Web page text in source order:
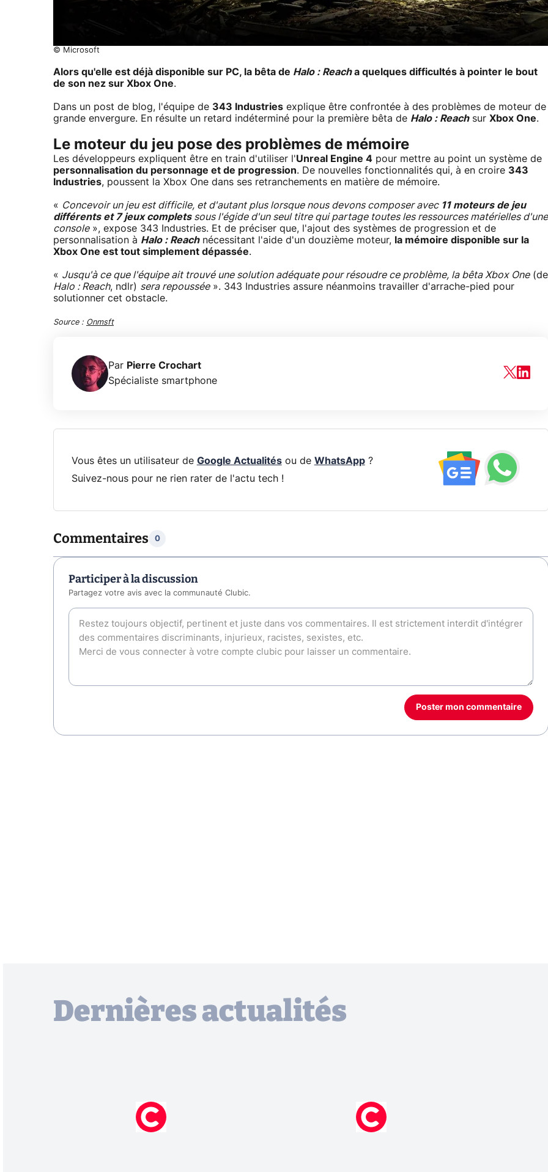
© Microsoft
Alors qu'elle est déjà disponible sur PC, la bêta de Halo : Reacha quelques difficultés à pointer le bout
de son nez sur Xbox One.
Dans un post de blog, l'équipe de 343 Industries explique être confrontée à des problèmes de moteur de
grande envergure. En résulte un retard indéterminé pour la première bêta de Halo : Reachsur Xbox One.
Le moteur du jeu pose des problèmes de mémoire
Les développeurs expliquent être en train d'utiliser l'Unreal Engine 4 pour mettre au point un système de
personnalisation du personnage et de progression. De nouvelles fonctionnalités qui, à en croire 343
Industries, poussent la Xbox One dans ses retranchements en matière de mémoire.
« Concevoir un jeu est difficile, et d'autant plus lorsque nous devons composer avec 11 moteurs de jeu
différents et 7 jeux completssous l'égide d'un seul titre qui partage toutes les ressources matérielles d'une
console», expose 343 Industries. Et de préciser que, l'ajout des systèmes de progression et de
personnalisation à Halo : Reachnécessitant l'aide d'un douzième moteur, la mémoire disponible sur la
Xbox One est tout simplement dépassée.
« Jusqu'à ce que l'équipe ait trouvé une solution adéquate pour résoudre ce problème, la bêta Xbox One(de
Halo : Reach, ndlr) sera repoussée». 343 Industries assure néanmoins travailler d'arrache-pied pour
solutionner cet obstacle.
Source : Onmsft
Par Pierre Crochart
Spécialiste smartphone
Vous êtes un utilisateur de Google Actualitésou de WhatsApp?
Suivez-nous pour ne rien rater de l'actu tech !
Commentaires 0
Participer à la discussion
Partagez votre avis avec la communauté Clubic.
Poster mon commentaire
Dernières actualités